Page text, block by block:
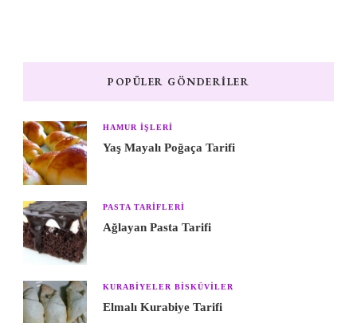
POPÜLER GÖNDERILER
HAMUR IŞLERI
Yaş Mayalı Poğaça Tarifi
PASTA TARIFLERI
Ağlayan Pasta Tarifi
KURABIYELER BISKÜVILER
Elmalı Kurabiye Tarifi